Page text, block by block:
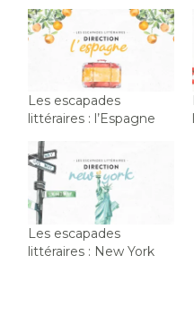
Les escapades
littéraires : l’Espagne
Les escapades
littéraires : New York